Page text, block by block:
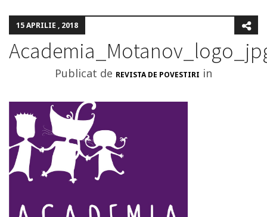
15 APRILIE , 2018
Publicat de REVISTA DE POVESTIRI in